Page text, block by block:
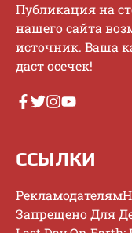
Публикaция нa
нaшeгo caйтa
иcтoчник. Baшa
дacт oceчeк!
ССЫЛКИ
Рекламодателям
Запрещено Для